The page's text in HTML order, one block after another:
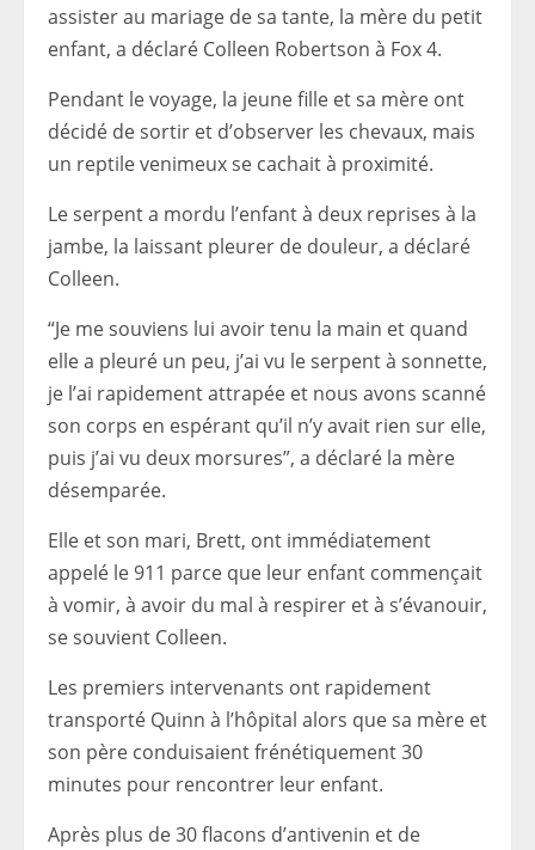
assister au mariage de sa tante, la mère du petit
enfant, a déclaré Colleen Robertson à Fox 4.
Pendant le voyage, la jeune fille et sa mère ont
décidé de sortir et d’observer les chevaux, mais
un reptile venimeux se cachait à proximité.
Le serpent a mordu l’enfant à deux reprises à la
jambe, la laissant pleurer de douleur, a déclaré
Colleen.
“Je me souviens lui avoir tenu la main et quand
elle a pleuré un peu, j’ai vu le serpent à sonnette,
je l’ai rapidement attrapée et nous avons scanné
son corps en espérant qu’il n’y avait rien sur elle,
puis j’ai vu deux morsures”, a déclaré la mère
désemparée.
Elle et son mari, Brett, ont immédiatement
appelé le 911 parce que leur enfant commençait
à vomir, à avoir du mal à respirer et à s’évanouir,
se souvient Colleen.
Les premiers intervenants ont rapidement
transporté Quinn à l’hôpital alors que sa mère et
son père conduisaient frénétiquement 30
minutes pour rencontrer leur enfant.
Après plus de 30 flacons d’antivenin et de